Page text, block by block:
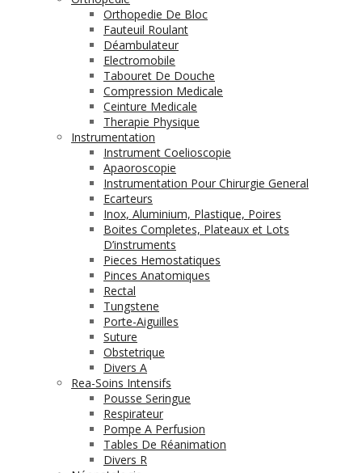
Orthopedie De Bloc
Fauteuil Roulant
Déambulateur
Electromobile
Tabouret De Douche
Compression Medicale
Ceinture Medicale
Therapie Physique
Instrumentation
Instrument Coelioscopie
Apaoroscopie
Instrumentation Pour Chirurgie General
Ecarteurs
Inox, Aluminium, Plastique, Poires
Boites Completes, Plateaux et Lots
D’instruments
Pieces Hemostatiques
Pinces Anatomiques
Rectal
Tungstene
Porte-Aiguilles
Suture
Obstetrique
Divers A
Rea-Soins Intensifs
Pousse Seringue
Respirateur
Pompe A Perfusion
Tables De Réanimation
Divers R